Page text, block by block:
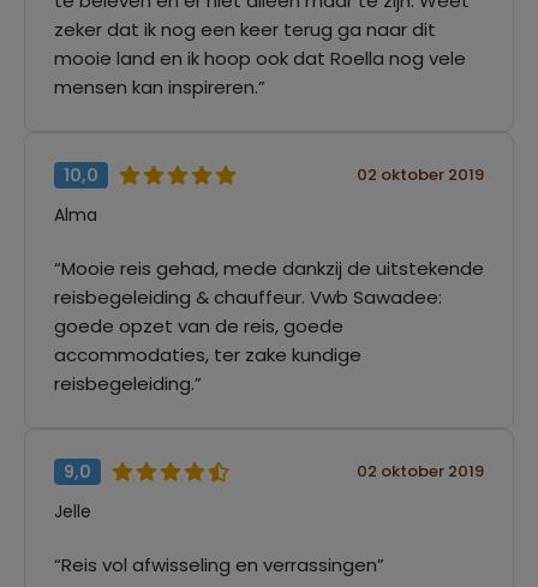
zeker dat ik nog een keer terug ga naar dit
mooie land en ik hoop ook dat Roella nog vele
mensen kan inspireren.”
10,0 02 oktober 2019
Alma
“Mooie reis gehad, mede dankzij de uitstekende
reisbegeleiding & chauffeur. Vwb Sawadee:
goede opzet van de reis, goede
accommodaties, ter zake kundige
reisbegeleiding.”
9,0 02 oktober 2019
Jelle
“Reis vol afwisseling en verrassingen”